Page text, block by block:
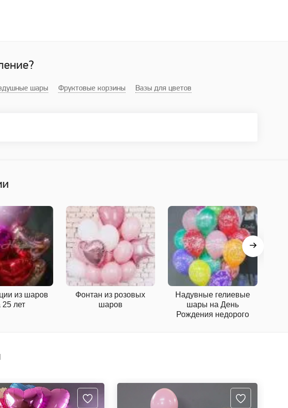
шары Фруктовые корзины Вазы для цветов
из шаров
25 лет
Фонтан из розовых
шаров
Надувные гелиевые
шары на День
Рождения недорого